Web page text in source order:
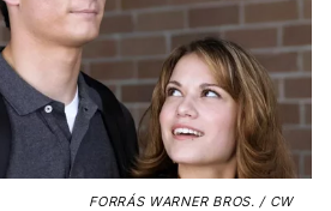
FORRÁSWARNER BROS. / CW